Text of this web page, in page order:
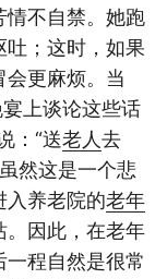
情不自禁。她跑
；这时，如果
会更麻烦。当
上谈论这些话
：“送老人去
然这是一个悲
入养老院的老年
。因此，在老年
一程自然是很常